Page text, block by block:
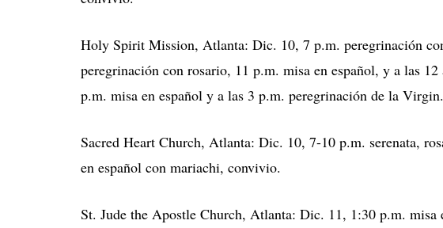
Holy Spirit Mission, Atlanta: Dic. 10, 7 p.m. peregrinación
peregrinación con rosario, 11 p.m. misa en español, y a las
p.m. misa en español y a las 3 p.m. peregrinación de la Virgin.
Sacred Heart Church, Atlanta: Dic. 10, 7-10 p.m. serenata,
en español con mariachi, convivio.
St. Jude the Apostle Church, Atlanta: Dic. 11, 1:30 p.m. misa